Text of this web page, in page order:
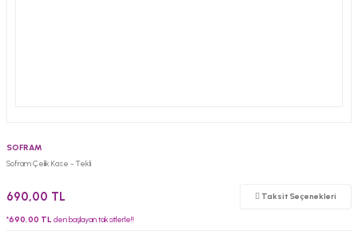
SOFRAM
Sofram Çelik Kase - Tekli
690,00 TL Taksit Seçenekleri
*690,00 TL den başlayan taksitlerle!!